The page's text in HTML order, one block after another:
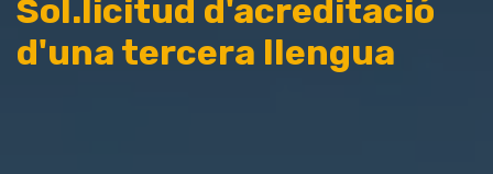
Sol.licitud d'acreditació
d'una tercera llengua